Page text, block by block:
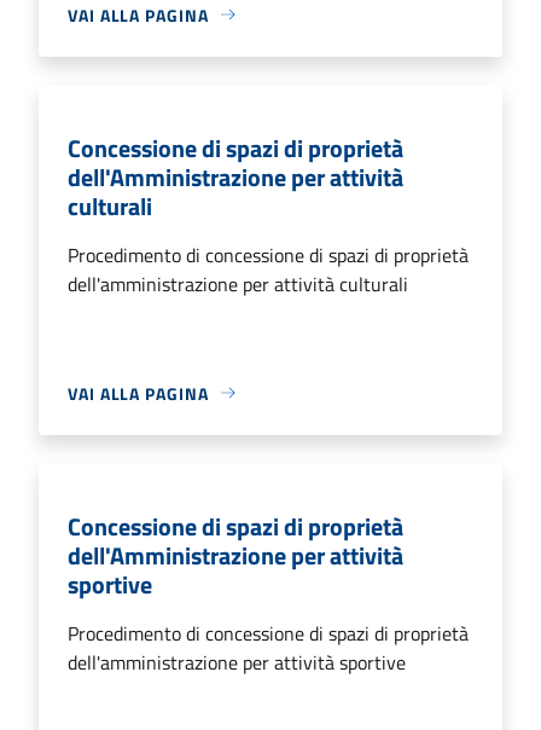
VAI ALLA PAGINA
Concessione di spazi di proprietà
dell'Amministrazione per attività
culturali
Procedimento di concessione di spazi di proprietà
dell'amministrazione per attività culturali
VAI ALLA PAGINA
Concessione di spazi di proprietà
dell'Amministrazione per attività
sportive
Procedimento di concessione di spazi di proprietà
dell'amministrazione per attività sportive